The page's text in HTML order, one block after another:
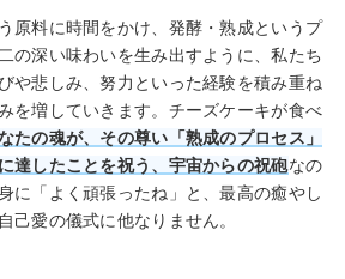
原料に時間をかけ、発酵・熟成というプ
の深い味わいを生み出すように、私たち
や悲しみ、努力といった経験を積み重ね
を増していきます。チーズケーキが食べ
たの魂が、その尊い「熟成のプロセス」
達したことを祝う、宇宙からの祝砲なの
に「よく頑張ったね」と、最高の癒やし
己愛の儀式に他なりません。